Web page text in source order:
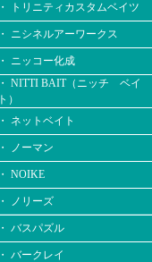
・ トリニティカスタムベイツ
・ ニシネルアーワークス
・ ニッコー化成
・ NITTI BAIT（ニッチ ベイ
ト）
・ ネットベイト
・ ノーマン
・ NOIKE
・ ノリーズ
・ バスパズル
・ バークレイ